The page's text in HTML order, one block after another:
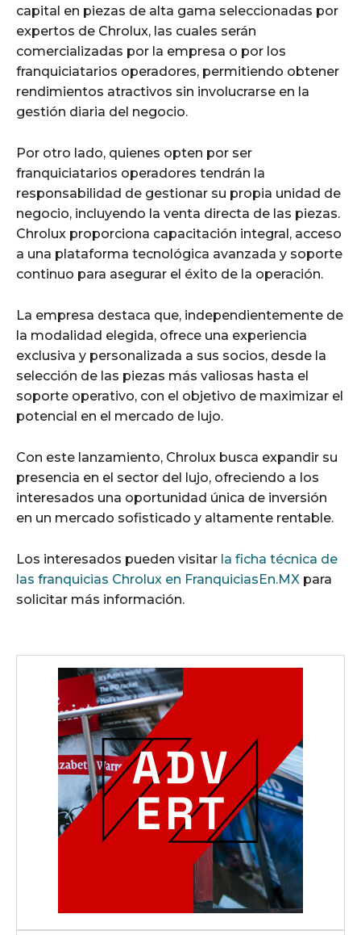
capital en piezas de alta gama seleccionadas por
expertos de Chrolux, las cuales serán
comercializadas por la empresa o por los
franquiciatarios operadores, permitiendo obtener
rendimientos atractivos sin involucrarse en la
gestión diaria del negocio.
Por otro lado, quienes opten por ser
franquiciatarios operadores tendrán la
responsabilidad de gestionar su propia unidad de
negocio, incluyendo la venta directa de las piezas.
Chrolux proporciona capacitación integral, acceso
a una plataforma tecnológica avanzada y soporte
continuo para asegurar el éxito de la operación.
La empresa destaca que, independientemente de
la modalidad elegida, ofrece una experiencia
exclusiva y personalizada a sus socios, desde la
selección de las piezas más valiosas hasta el
soporte operativo, con el objetivo de maximizar el
potencial en el mercado de lujo.
Con este lanzamiento, Chrolux busca expandir su
presencia en el sector del lujo, ofreciendo a los
interesados una oportunidad única de inversión
en un mercado sofisticado y altamente rentable.
Los interesados pueden visitar la ficha técnica de
las franquicias Chrolux en FranquiciasEn.MX para
solicitar más información.